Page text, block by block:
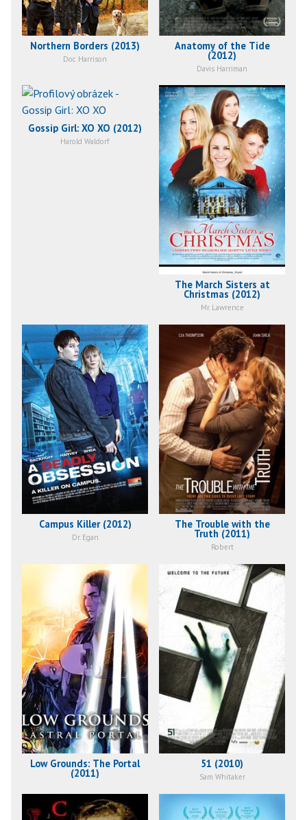
Northern Borders (2013)
Doc Harrison
Anatomy of the Tide
(2012)
Davis Harriman
Gossip Girl: XO XO (2012)
Harold Waldorf
The March Sisters at
Christmas (2012)
Mr. Lawrence
Campus Killer (2012)
Dr. Egan
The Trouble with the
Truth (2011)
Robert
Low Grounds: The Portal
(2011)
51 (2010)
Sam Whitaker